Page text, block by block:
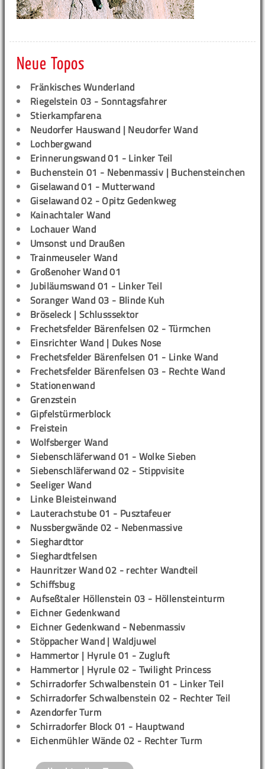
Neue Topos
Fränkisches Wunderland
Riegelstein 03 - Sonntagsfahrer
Stierkampfarena
Neudorfer Hauswand | Neudorfer Wand
Lochbergwand
Erinnerungswand 01 - Linker Teil
Buchenstein 01 - Nebenmassiv | Buchensteinchen
Giselawand 01 - Mutterwand
Giselawand 02 - Opitz Gedenkweg
Kainachtaler Wand
Lochauer Wand
Umsonst und Draußen
Trainmeuseler Wand
Großenoher Wand 01
Jubiläumswand 01 - Linker Teil
Soranger Wand 03 - Blinde Kuh
Bröseleck | Schlusssektor
Frechetsfelder Bärenfelsen 02 - Türmchen
Einsrichter Wand | Dukes Nose
Frechetsfelder Bärenfelsen 01 - Linke Wand
Frechetsfelder Bärenfelsen 03 - Rechte Wand
Stationenwand
Grenzstein
Gipfelstürmerblock
Freistein
Wolfsberger Wand
Siebenschläferwand 01 - Wolke Sieben
Siebenschläferwand 02 - Stippvisite
Seeliger Wand
Linke Bleisteinwand
Lauterachstube 01 - Pusztafeuer
Nussbergwände 02 - Nebenmassive
Sieghardttor
Sieghardtfelsen
Haunritzer Wand 02 - rechter Wandteil
Schiffsbug
Aufseßtaler Höllenstein 03 - Höllensteinturm
Eichner Gedenkwand
Eichner Gedenkwand - Nebenmassiv
Stöppacher Wand | Waldjuwel
Hammertor | Hyrule 01 - Zugluft
Hammertor | Hyrule 02 - Twilight Princess
Schirradorfer Schwalbenstein 01 - Linker Teil
Schirradorfer Schwalbenstein 02 - Rechter Teil
Azendorfer Turm
Schirradorfer Block 01 - Hauptwand
Eichenmühler Wände 02 - Rechter Turm